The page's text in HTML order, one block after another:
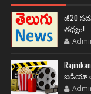
జీ20
తథ్యం!
ఐడియా